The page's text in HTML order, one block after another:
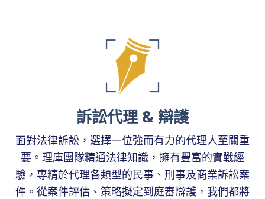
訴訟代理 & 辯護
面對法律訴訟，選擇一位強而有力的代理人至關重
要。理庫團隊精通法律知識，擁有豐富的實戰經
驗，專精於代理各類型的民事、刑事及商業訴訟案
件。從案件評估、策略擬定到庭審辯護，我們都將